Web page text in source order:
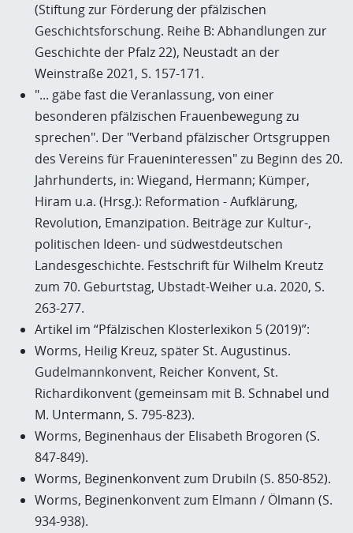
(Stiftung zur Förderung der pfälzischen
Geschichtsforschung. Reihe B: Abhandlungen zur
Geschichte der Pfalz 22), Neustadt an der
Weinstraße 2021, S. 157-171.
"... gäbe fast die Veranlassung, von einer
besonderen pfälzischen Frauenbewegung zu
sprechen". Der "Verband pfälzischer Ortsgruppen
des Vereins für Fraueninteressen" zu Beginn des 20.
Jahrhunderts, in: Wiegand, Hermann; Kümper,
Hiram u.a. (Hrsg.): Reformation - Aufklärung,
Revolution, Emanzipation. Beiträge zur Kultur-,
politischen Ideen- und südwestdeutschen
Landesgeschichte. Festschrift für Wilhelm Kreutz
zum 70. Geburtstag, Ubstadt-Weiher u.a. 2020, S.
263-277.
Artikel im “Pfälzischen Klosterlexikon 5 (2019)”:
Worms, Heilig Kreuz, später St. Augustinus.
Gudelmannkonvent, Reicher Konvent, St.
Richardikonvent (gemeinsam mit B. Schnabel und
M. Untermann, S. 795-823).
Worms, Beginenhaus der Elisabeth Brogoren (S.
847-849).
Worms, Beginenkonvent zum Drubiln (S. 850-852).
Worms, Beginenkonvent zum Elmann / Ölmann (S.
934-938).